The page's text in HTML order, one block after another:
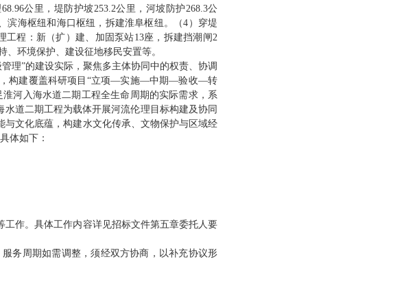
公里，堤防护坡253.2公里，河坡防护268.3公
滨海枢纽和海口枢纽，拆建淮阜枢纽。（4）穿堤
工程：新（扩）建、加固泵站13座，拆建挡潮闸2
、环境保护、建设征地移民安置等。
理”的建设实际，聚焦多主体协同中的权责、协调
，构建覆盖科研项目“立项—实施—中期—验收—转
河入海水道二期工程全生命周期的实际需求，系
道二期工程为载体开展河流伦理目标构建及协同
文化底蕴，构建水文化传承、文物保护与区域经
体如下：
作。具体工作内容详见招标文件第五章委托人要
服务周期如需调整，须经双方协商，以补充协议形